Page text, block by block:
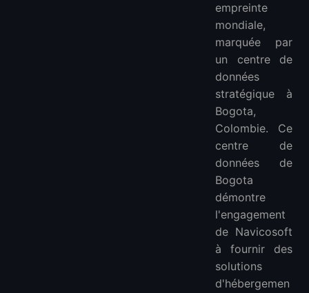
empreinte
mondiale,
marquée par
un centre de
données
stratégique à
Bogota,
Colombie. Ce
centre de
données de
Bogota
démontre
l'engagement
de Navicosoft
à fournir des
solutions
d'hébergemen